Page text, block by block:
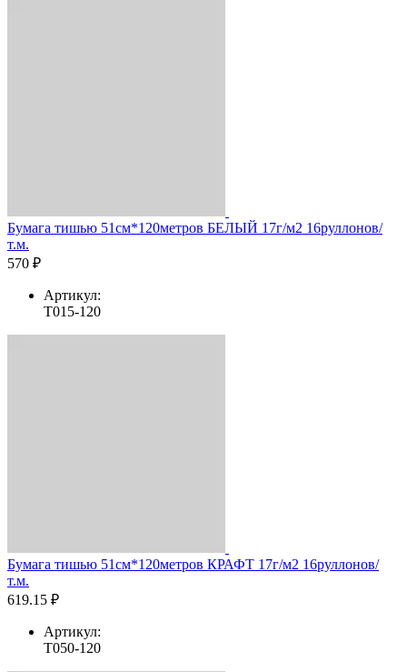
Бумага тишью 51см*120метров БЕЛЫЙ 17г/м2 16руллонов/
т.м.
570 ₽
Артикул:
T015-120
Бумага тишью 51см*120метров КРАФТ 17г/м2 16руллонов/
т.м.
619.15 ₽
Артикул:
T050-120